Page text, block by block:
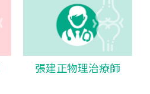
張建正物理治療師